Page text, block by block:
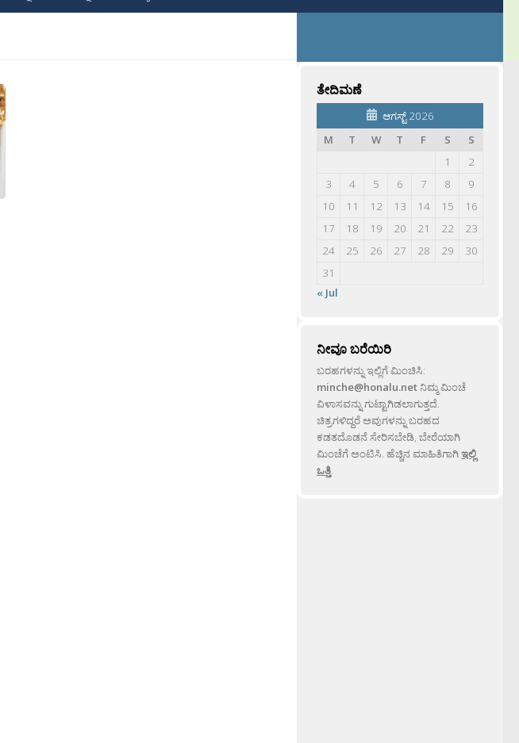
ತೇದಿಮಣೆ
ಆಗಸ್ಟ್ 2026
M
T W T F S
S
1
2
3
4 5 6 7 8
9
10
11 12 13 14 15
16
17
18 19 20 21 22
23
24
25 26 27 28 29
30
31
« Jul
ನೀವೂ ಬರೆಯಿರಿ
ಬರಹಗಳನ್ನು ಇಲ್ಲಿಗೆ ಮಿಂಚಿಸಿ:
minche@honalu.netನಿಮ್ಮ ಮಿಂಚೆ
ವಿಳಾಸವನ್ನು ಗುಟ್ಟಾಗಿಡಲಾಗುತ್ತದೆ.
ಚಿತ್ರಗಳಿದ್ದರೆ ಅವುಗಳನ್ನು ಬರಹದ
ಕಡತದೊಡನೆ ಸೇರಿಸಬೇಡಿ, ಬೇರೆಯಾಗಿ
ಮಿಂಚೆಗೆ ಅಂಟಿಸಿ. ಹೆಚ್ಚಿನ ಮಾಹಿತಿಗಾಗಿಇಲ್ಲಿ
ಒತ್ತಿ.